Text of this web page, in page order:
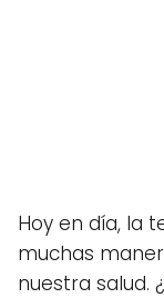
Hoy en día, la
muchas
nuestra salud.